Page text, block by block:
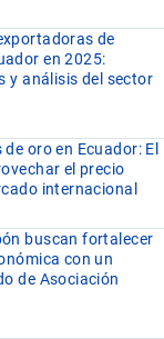
de
en 2025:
y análisis del sector
oro en Ecuador: El
el precio
internacional
buscan fortalecer
con un
de Asociación